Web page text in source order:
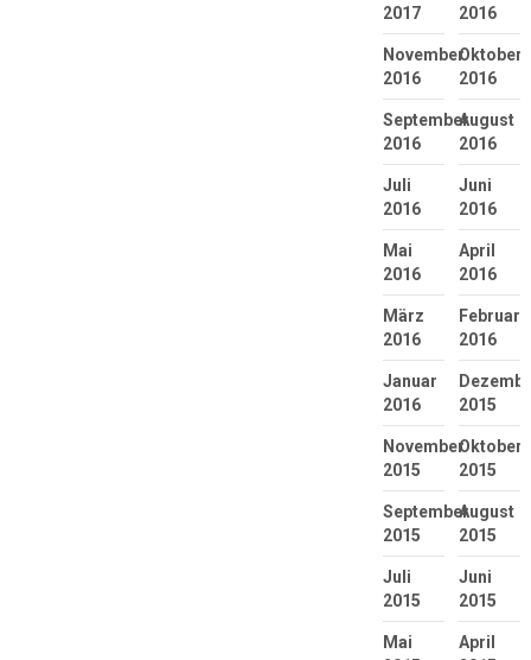
2017
2016
November
2016
Oktober
2016
September
2016
August
2016
Juli
2016
Juni
2016
Mai
2016
April
2016
März
2016
Februar
2016
Januar
2016
2015
November
2015
Oktober
2015
September
2015
August
2015
Juli
2015
Juni
2015
Mai
April